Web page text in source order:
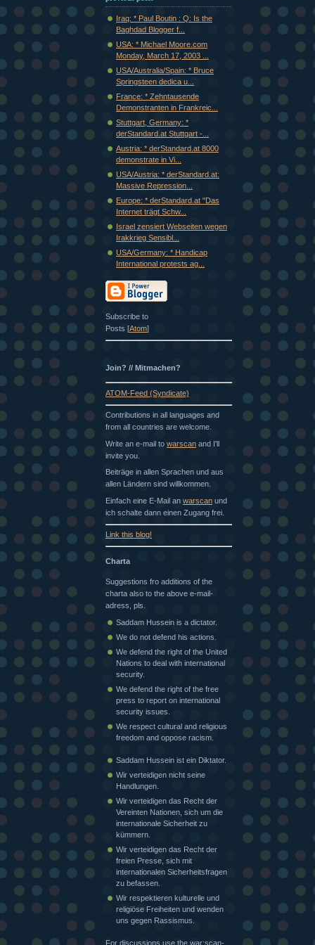
Iraq: * Paul Boutin : Q: Is the
Baghdad Blogger f...
USA: * Michael Moore.com
Monday, March 17, 2003 ...
USA/Australia/Spain: * Bruce
Springsteen dedica u...
France: * Zehntausende
Demonstranten in Frankreic...
Stuttgart, Germany: *
derStandard.at Stuttgart -...
Austria: * derStandard.at 8000
demonstrate in Vi...
USA/Austria: * derStandard.at:
Massive Repression...
Europe: * derStandard.at "Das
Internet trägt Schw...
Israel zensiert Webseiten wegen
Irakkrieg Sensibl...
USA/Germany: * Handicap
International protests ag...
Subscribe to
Posts [Atom]
Join? // Mitmachen?
ATOM-Feed (Syndicate)
Contributions in all languages and
from all countries are welcome.
Write an e-mail to warscan and I'll
invite you.
Beiträge in allen Sprachen und aus
allen Ländern sind willkommen.
Einfach eine E-Mail an warscan und
ich schalte dann einen Zugang frei.
Link this blog!
Charta
Suggestions fro additions of the
charta also to the above e-mail-
adress, pls.
Saddam Hussein is a dictator.
We do not defend his actions.
We defend the right of the United
Nations to deal with international
security.
We defend the right of the free
press to report on international
security issues.
We respect cultural and religious
freedom and oppose racism.
Saddam Hussein ist ein Diktator.
Wir verteidigen nicht seine
Handlungen.
Wir verteidigen das Recht der
Vereinten Nationen, sich um die
internationale Sicherheit zu
kümmern.
Wir verteidigen das Recht der
freien Presse, sich mit
internationalen Sicherheitsfragen
zu befassen.
Wir respektieren kulturelle und
religiöse Freiheiten und wenden
uns gegen Rassismus.
For discussions use the war:scan-